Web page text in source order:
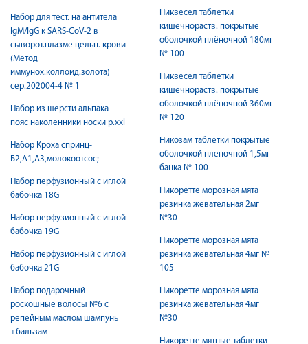
Набор для тест. на антитела
IgM/IgG к SARS-CoV-2 в
сыворот.плазме цельн. крови
(Метод
иммунох.коллоид.золота)
сер.202004-4 № 1
Набор из шерсти альпака
пояс наколенники носки р.ххl
Набор Кроха спринц-
Б2,А1,А3,молокоотсос;
Набор перфузионный с иглой
бабочка 18G
Набор перфузионный с иглой
бабочка 19G
Набор перфузионный с иглой
бабочка 21G
Набор подарочный
роскошные волосы №6 с
репейным маслом шампунь
+бальзам
Никвесел таблетки
кишечнораств. покрытые
оболочкой плёночной 180мг
№ 100
Никвесел таблетки
кишечнораств. покрытые
оболочкой плёночной 360мг
№ 120
Никозам таблетки покрытые
оболочкой пленочной 1,5мг
банка № 100
Никоретте морозная мята
резинка жевательная 2мг
№30
Никоретте морозная мята
резинка жевательная 4мг №
105
Никоретте морозная мята
резинка жевательная 4мг
№30
Никоретте мятные таблетки